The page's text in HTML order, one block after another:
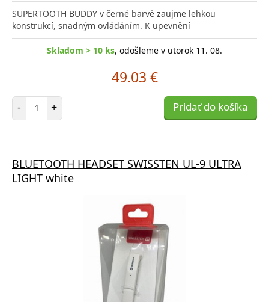
SUPERTOOTH BUDDY v černé barvě zaujme lehkou
konstrukcí, snadným ovládáním. K upevnění
Skladom > 10 ks, odošleme v utorok 11. 08.
49.03 €
- Počet položiek
+ Pridať do košíka
BLUETOOTH HEADSET SWISSTEN UL-9 ULTRA
LIGHT white